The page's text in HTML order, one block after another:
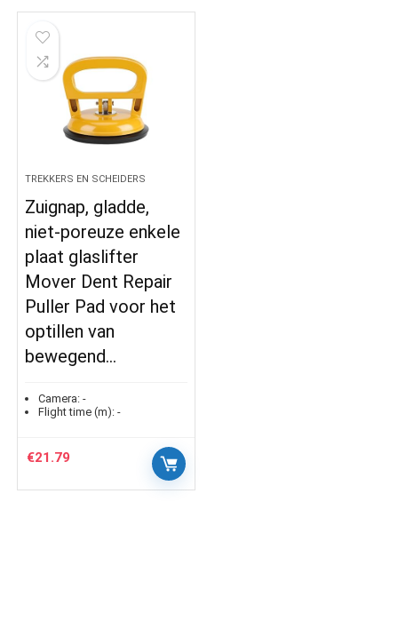
TREKKERS EN SCHEIDERS
Zuignap, gladde,
niet-poreuze enkele
plaat glaslifter
Mover Dent Repair
Puller Pad voor het
optillen van
bewegend…
Camera: -
Flight time (m): -
€21.79